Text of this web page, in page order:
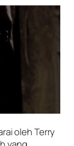
oleh Terry